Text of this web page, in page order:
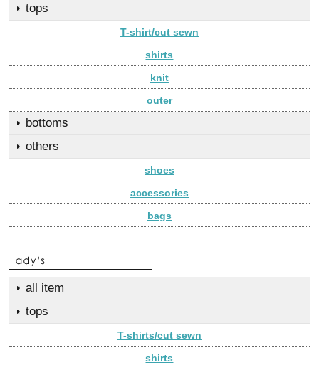
tops
T-shirt/cut sewn
shirts
knit
outer
bottoms
others
shoes
accessories
bags
all item
tops
T-shirts/cut sewn
shirts